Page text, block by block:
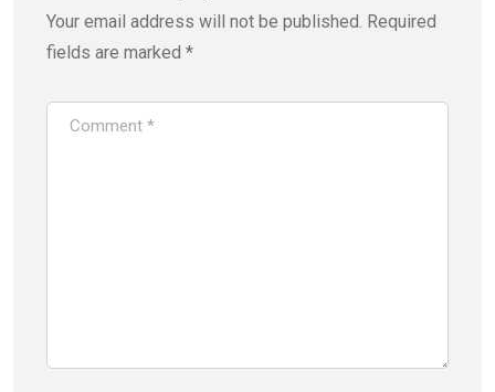
Your email address will not be published. Required
fields are marked *